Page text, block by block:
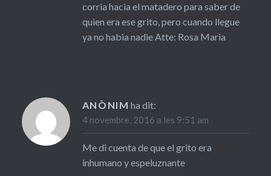
corria hacia el matadero para saber de
quien era ese grito, pero cuando llegue
ya no habia nadie Atte: Rosa Maria
ANÒNIM ha dit:
4 novembre, 2016 a les 9:51 am
Me di cuenta de que el grito era
inhumano y espeluznante